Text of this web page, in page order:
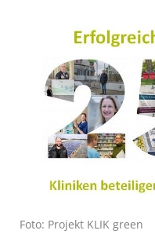
Foto: Projekt KLIK green